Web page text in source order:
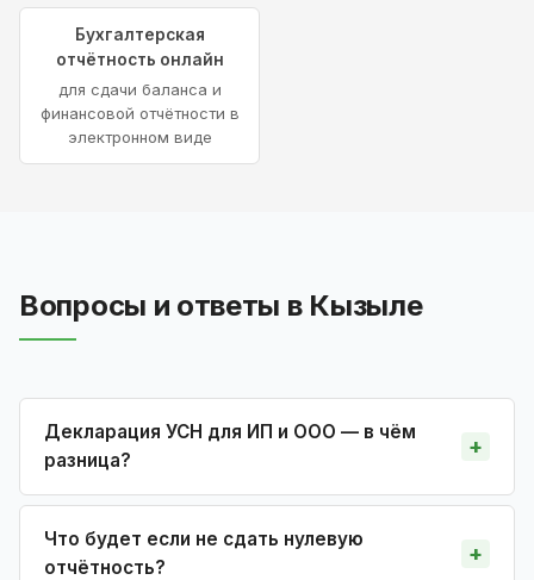
Бухгалтерская
отчётность онлайн
для сдачи баланса и
финансовой отчётности в
электронном виде
Вопросы и ответы в Кызыле
Декларация УСН для ИП и ООО — в чём
разница?
Что будет если не сдать нулевую
отчётность?